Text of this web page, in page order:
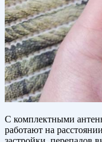
С комплектными
работают на